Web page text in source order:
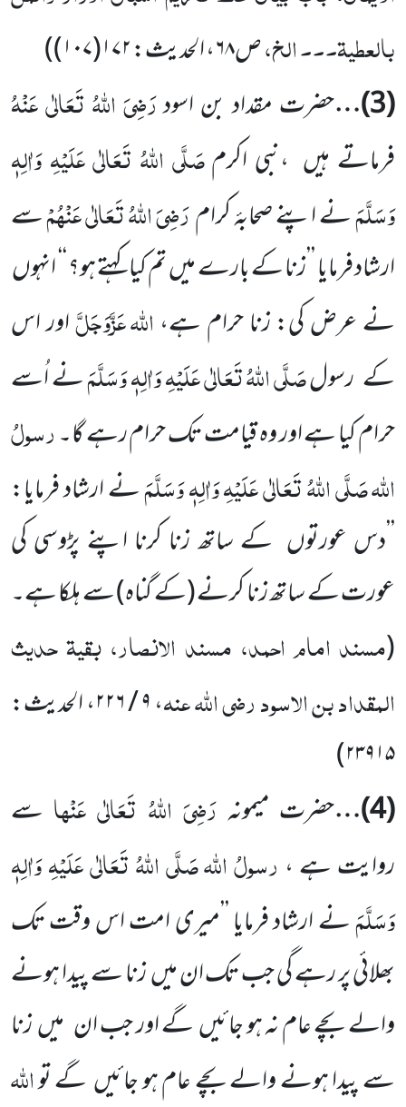
بالعطیۃ۔۔۔ الخ،ص۶۸، الحدیث:۱۷۲(۱۰۷)
)
(
3
)…حضرت مقداد بن اسودرَضِیَ اللّٰہُ تَعَالٰی عَنْہُ
فرماتے ہیں ،نبی اکرمصَلَّی اللّٰہُ تَعَالٰی عَلَیْہِ وَاٰلِہٖ
وَسَلَّمَنے اپنے صحابۂ کرامرَضِیَ اللّٰہُ تَعَالٰی عَنْہُمْسے
ارشاد فرمایا ’’زنا کے بارے میںتم کیا کہتے ہو؟ ‘‘ انہوں
نے عرض کی: زنا حرام ہے، اللّٰہعَزَّوَجَلَّاور اس
کے رسولصَلَّی اللّٰہُ تَعَالٰی عَلَیْہِ وَاٰلِہٖ وَسَلَّمَنے اُسے
حرام کیا ہے اور وہ قیامت تک حرام رہے گا۔رسولُ
اللّٰہصَلَّی اللّٰہُ تَعَالٰی عَلَیْہِ وَاٰلِہٖ وَسَلَّمَنے ارشاد فرمایا:
’’دس عورتوں کے ساتھ زنا کرنا اپنے پڑوسی کی
عورت کے ساتھ زنا کرنے(کے گناہ)سے ہلکا ہے۔
(مسند امام احمد، مسند الانصار، بقیۃ حدیث
المقداد بن الاسودرضی اللّٰہ عنہ،۹ / ۲۲۶
، الحدیث:
۲۳۹۱۵)
(
4
)…حضرت میمونہ رَضِیَ اللّٰہُ تَعَالٰی عَنْہا سے
روایت ہے ، رسولُ اللّٰہصَلَّی اللّٰہُ تَعَالٰی عَلَیْہِ وَاٰلِہٖ
وَسَلَّمَنے ارشاد فرمایا ’’میریامت اس وقت تک
بھلائی پر رہے گی جب تک ان میںزنا سے پیدا ہونے
والے بچے عام نہ ہو جائیںگے اور جب ان میںزنا
سے پیدا ہونے والے بچے عام ہو جائیںگے تواللّٰہ